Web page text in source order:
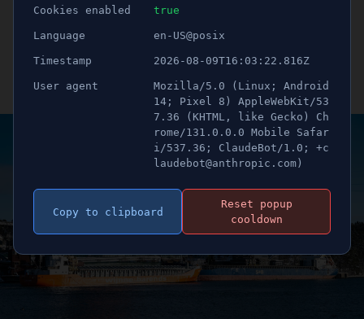
500.000 ton negativa
utsläpp
Publicerad 16 november 2022 15:19
Uppdaterad 21 juni 2026 12:33
Cookies enabled true
Language en-US@posix
Timestamp 2026-08-09T16:03:22.816Z
User agent
Mozilla/5.0 (Linux; Android
14; Pixel 8) AppleWebKit/53
7.36 (KHTML, like Gecko) Ch
rome/131.0.0.0 Mobile Safar
i/537.36; ClaudeBot/1.0; +c
laudebot@anthropic.com)
Copy to clipboard
Reset popup
cooldown